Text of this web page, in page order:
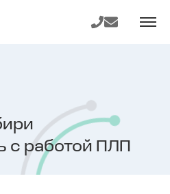
Телефон
E-mail
с работой ПЛП